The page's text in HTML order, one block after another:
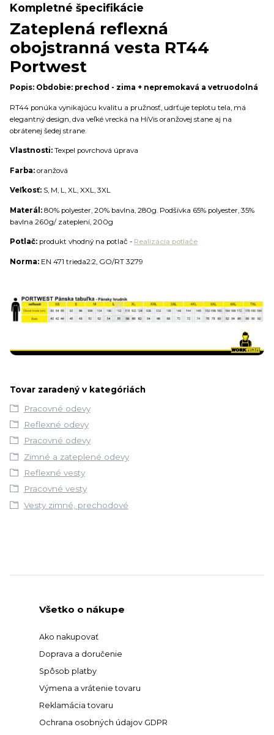
Kompletné špecifikácie
Zateplená reflexná
obojstranná vesta RT44
Portwest
Popis: Obdobie: prechod - zima + nepremokavá a vetruodolná
RT44 ponúka vynikajúcu kvalitu a pružnosť, udrťuje teplotu tela, má
elegantný design, dva veľké vrecká na HiVis oranžovej stane aj na
obrátenej šedej strane.
Vlastnosti: Texpel povrchová úprava
Farba: oranžová
Veľkosť: S, M, L, XL, XXL, 3XL
Materál: 80% polyester, 20% bavlna, 280g. Podšívka 65% polyester, 35%
bavlna 260g/ zateplení, 200g
Potlač: produkt vhodný na potlač - Realizácia potlače
Norma: EN 471 trieda2:2, GO/RT 3279
Tovar zaradený v kategóriách
Pracovné odevy
Reflexné odevy
Pracovné odevy
Zimné a zateplené odevy
Reflexné vesty
Pracovné vesty
Vesty zimné, prechodové
Všetko o nákupe
Ako nakupovať
Doprava a doručenie
Spôsob platby
Výmena a vrátenie tovaru
Reklamácia tovaru
Ochrana osobných údajov GDPR